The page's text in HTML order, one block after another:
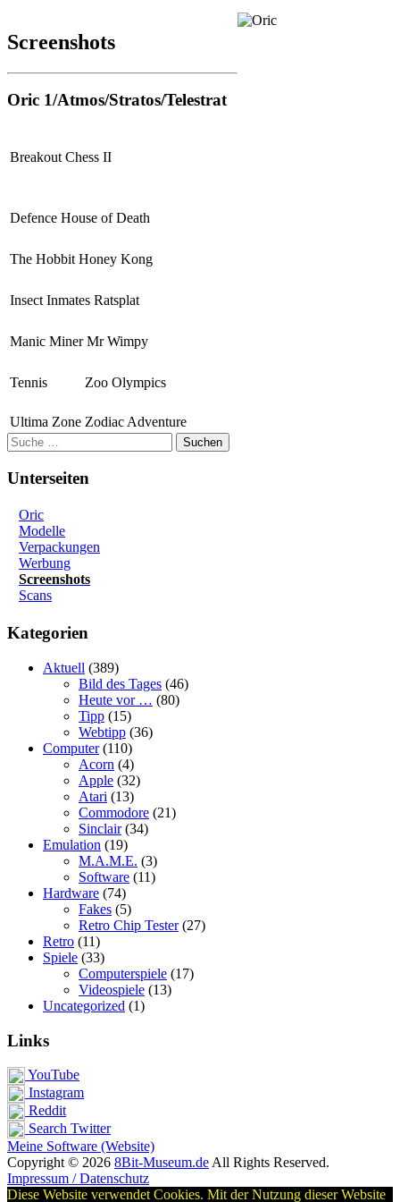
Screenshots
Oric 1/Atmos/Stratos/Telestrat
Breakout Chess II
Defence House of Death
The Hobbit Honey Kong
Insect Inmates Ratsplat
Manic Miner Mr Wimpy
Tennis Zoo Olympics
Ultima Zone Zodiac Adventure
Suchen
Unterseiten
Oric
Modelle
Verpackungen
Werbung
Screenshots
Scans
Kategorien
Aktuell (389)
Bild des Tages (46)
Heute vor … (80)
Tipp (15)
Webtipp (36)
Computer(110)
Acorn (4)
Apple (32)
Atari (13)
Commodore (21)
Sinclair(34)
Emulation (19)
M.A.M.E. (3)
Software (11)
Hardware (74)
Fakes (5)
Retro Chip Tester(27)
Retro (11)
Spiele (33)
Computerspiele (17)
Videospiele (13)
Uncategorized (1)
Links
YouTube
Instagram
Reddit
Search Twitter
Meine Software (Website)
Copyright © 2026 8Bit-Museum.de All Rights Reserved.
Impressum / Datenschutz
Diese Website verwendet Cookies. Mit der Nutzung dieser Website